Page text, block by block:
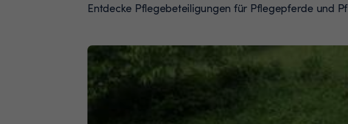
Entdecke Pflegebeteiligungen für Pflegepferde und